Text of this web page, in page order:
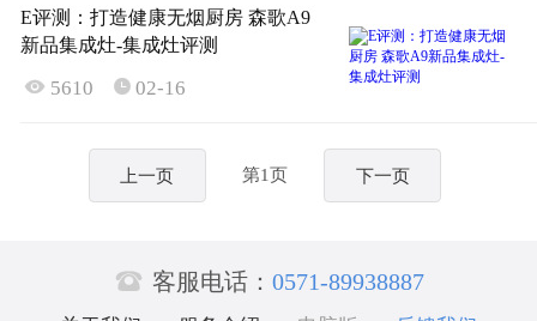
E评测：打造健康无烟厨房 森歌A9
新品集成灶-集成灶评测
 5610  02-16
上一页 第1页 下一页
 客服电话： 0571-89938887